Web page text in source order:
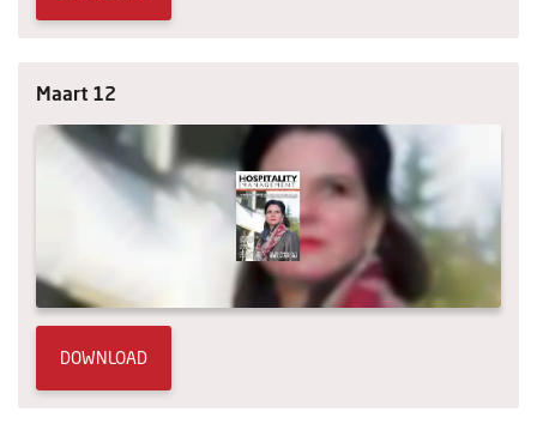
Maart 12
DOWNLOAD